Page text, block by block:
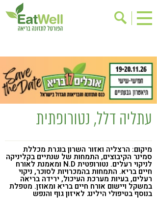
בישול בריא
אינדקס עסקים
ריפוי ומניעת מחלות
בריאות האישה
תוספי תזונה
מתכוני בריאות
אירועים
שינוי תזונתי
גישות בתזונה
דיאטה
ניקוי רעלים
מזונות על
ילדים
תזונה וספורט
הפרעות קשב & ריכוז
אכילה רגשית
עתליה דלל, נטורופתית
מיקום: הרצליה ואזור השרון בוגרת מכללת
סמינר הקיבוצים, התמחות של שנתיים בקליניקה
לניקוי רעלים. נטורופטית N.D ומאמנת לאורח
חיים בריא. התמחות בהמכרויות לסוכר, ניקוי
רעלים, בעיות מערכת העיכול, ירידה בריאה
במשקל ויישום אורח חיים בריא ומאוזן. מטפלת
בנוסף בטיפולי הילינג לאיזון גוף והנפש